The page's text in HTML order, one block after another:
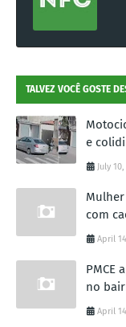
TALVEZ VOCÊ GOSTE
e
July
com
April
PMCE
no
April